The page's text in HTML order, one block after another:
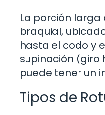
La porción
braquial,
hasta el codo y
supinación (giro
puede tener un
Tipos de